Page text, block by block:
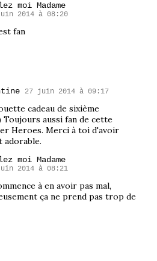
moi Madame
2014 à 08:20
fan
27 juin 2014 à 09:17
cadeau de sixième
Toujours aussi fan de cette
Heroes. Merci à toi d'avoir
adorable.
moi Madame
2014 à 08:21
à en avoir pas mal,
ça ne prend pas trop de